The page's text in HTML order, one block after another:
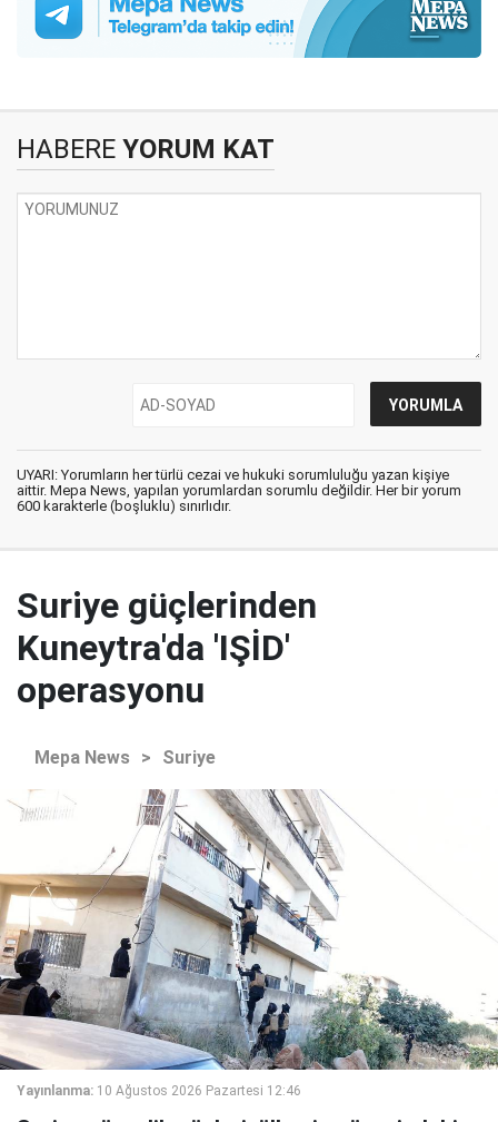
HABERE YORUM KAT
UYARI: Yorumların her türlü cezai ve hukuki sorumluluğu yazan kişiye
aittir. Mepa News, yapılan yorumlardan sorumlu değildir. Her bir yorum
600 karakterle (boşluklu) sınırlıdır.
Suriye güçlerinden
Kuneytra'da 'IŞİD'
operasyonu
Mepa News > Suriye
Yayınlanma: 10 Ağustos 2026 Pazartesi 12:46